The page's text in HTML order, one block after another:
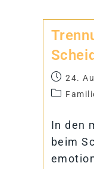
24.
In den
beim